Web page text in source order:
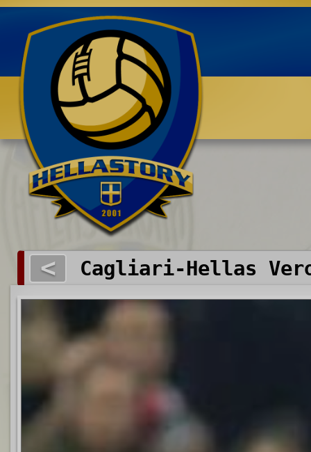
Benvenuti su HELLASTORY.net
< Cagliari-Hellas